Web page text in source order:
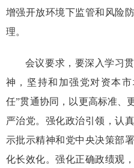
增强开放环境下监管和风险
理。
会议要求，要深入学习
神，坚持和加强党对资本
任”贯通协同，以更高标准、
严治党。强化政治引领，认
示批示精神和党中央决策部
化长效化。强化正确政绩观